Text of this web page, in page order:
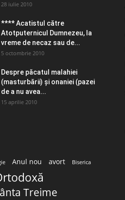
28 iulie 2010
**** Acatistul către
Atotputernicul Dumnezeu, la
vreme de necaz sau de...
5 octombrie 2010
Despre păcatul malahiei
(masturbării) şi onaniei (pazei
de a nu avea...
15 aprilie 2010
Anul nou avort Biserica
Treime